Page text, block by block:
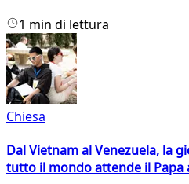
1 min di lettura
Chiesa
Dal Vietnam al Venezuela, la
tutto il mondo attende il Papa